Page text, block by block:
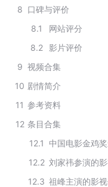
8 口碑与评价
8.1
网站评分
8.2
影片评价
9 视频合集
10 剧情简介
11 参考资料
12 条目合集
12.1
12.2
12.3 祖峰主演的影